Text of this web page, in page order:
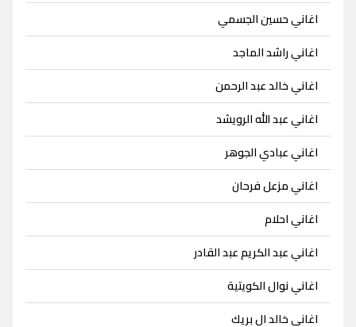
اغاني حسين الجسمي
اغاني راشد الماجد
اغاني خالد عبد الرحمن
اغاني عبد الله الرويشد
اغاني عبادي الجوهر
اغاني مزعل فرحان
اغاني احلام
اغاني عبد الكريم عبد القادر
اغاني نوال الكويتية
اغاني خالد ال بريك